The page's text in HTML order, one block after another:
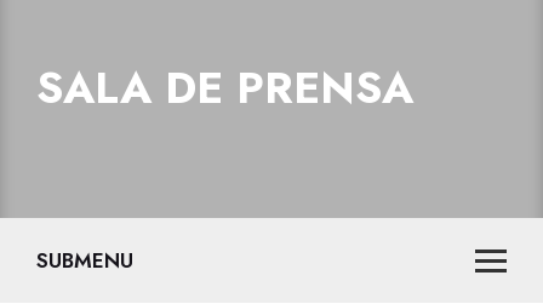
SALA DE PRENSA
SUBMENU